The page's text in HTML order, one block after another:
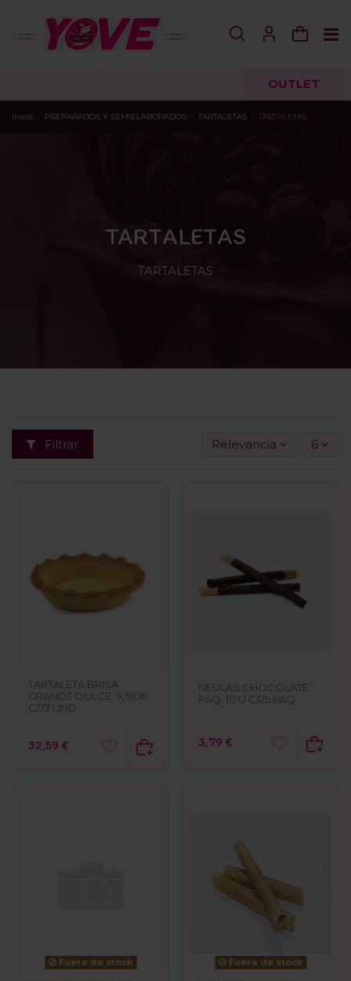
OUTLET
Inicio PREPARADOS Y SEMIELABORADOS TARTALETAS TARTALETAS
TARTALETAS
TARTALETAS
Filtrar Relevancia 6
TARTALETA BRISA
GRANDE DULCE .9,5X16
C/77 UND.
32,59 €
NEULAS CHOCOLATE
PAQ. 10 U C/25 PAQ
3,79 €
Fuera de stock Fuera de stock